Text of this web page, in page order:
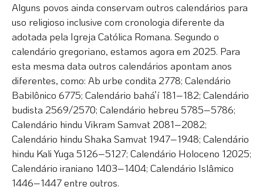
Alguns povos ainda conservam outros calendários para
uso religioso inclusive com cronologia diferente da
adotada pela Igreja Católica Romana. Segundo o
calendário gregoriano, estamos agora em 2025. Para
esta mesma data outros calendários apontam anos
diferentes, como: Ab urbe condita 2778; Calendário
Babilônico 6775; Calendário bahá’í 181–182; Calendário
budista 2569/2570; Calendário hebreu 5785–5786;
Calendário hindu Vikram Samvat 2081–2082;
Calendário hindu Shaka Samvat 1947–1948; Calendário
hindu Kali Yuga 5126–5127; Calendário Holoceno 12025;
Calendário iraniano 1403–1404; Calendário Islâmico
1446–1447 entre outros.